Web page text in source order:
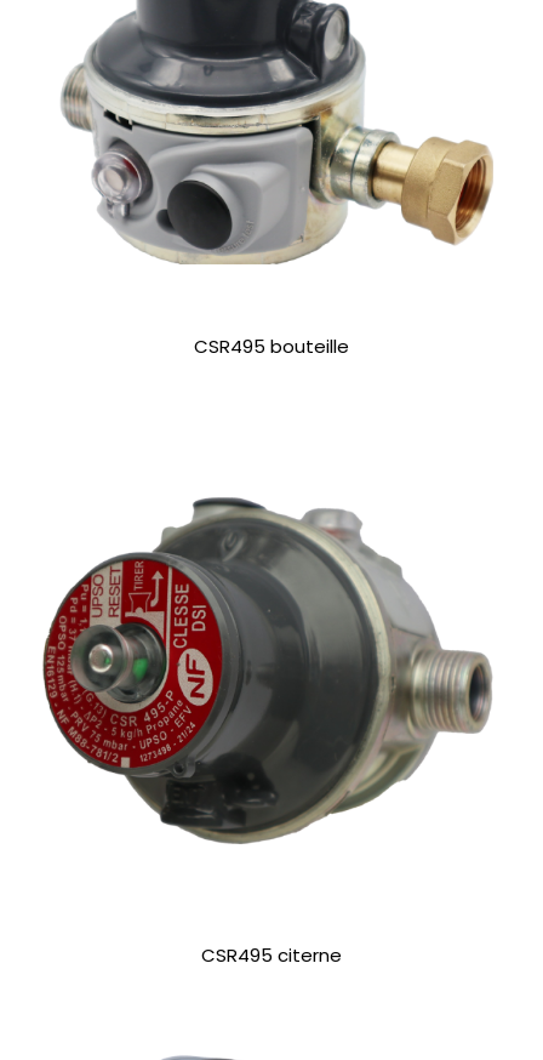
CSR495 bouteille
CSR495 citerne